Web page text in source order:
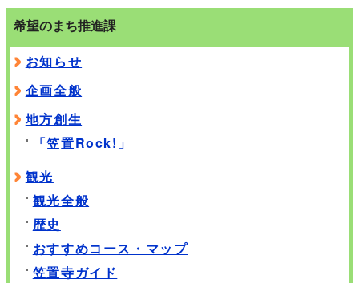
希望のまち推進課
お知らせ
企画全般
地方創生
「笠置Rock!」
観光
観光全般
歴史
おすすめコース・マップ
笠置寺ガイド